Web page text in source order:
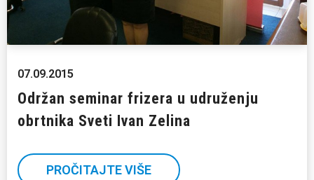
07.09.2015
Održan seminar frizera u udruženju
obrtnika Sveti Ivan Zelina
PROČITAJTE VIŠE